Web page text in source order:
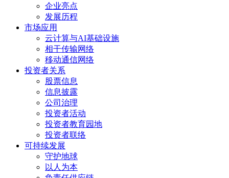
企业亮点
发展历程
市场应用
云计算与AI基础设施
相干传输网络
移动通信网络
投资者关系
股票信息
信息披露
公司治理
投资者活动
投资者教育园地
投资者联络
可持续发展
守护地球
以人为本